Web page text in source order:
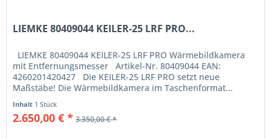
LIEMKE 80409044 KEILER-25 LRF PRO...
LIEMKE 80409044 KEILER-25 LRF PRO Wärmebildkamera
mit Entfernungsmesser Artikel-Nr. 80409044 EAN:
4260201420427 Die KEILER-25 LRF PRO setzt neue
Maßstäbe! Die Wärmebildkamera im Taschenformat...
Inhalt 1 Stück
2.650,00 € * 3.350,00 € *